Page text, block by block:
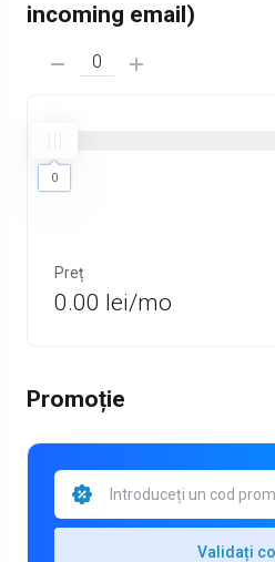
incoming email)
0
Preț
0.00 lei/mo
Promoție
Validați